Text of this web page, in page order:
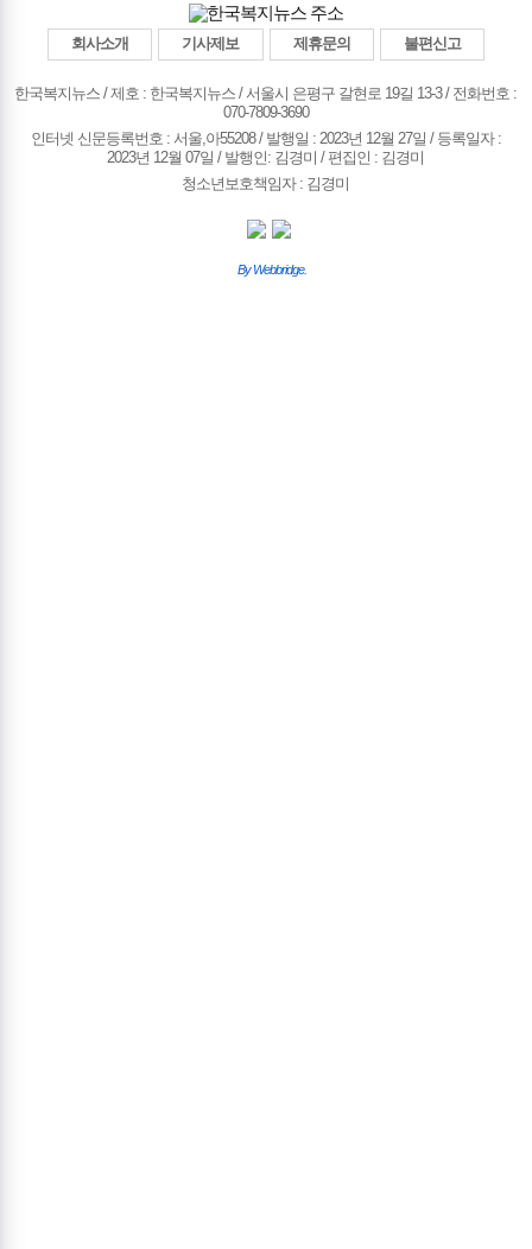
회사소개 기사제보 제휴문의 불편신고
한국복지뉴스 / 제호 : 한국복지뉴스 /서울시 은평구 갈현로 19길 13-3 / 전화번호 :
070-7809-3690
인터넷 신문등록번호 : 서울,아55208 / 발행일 : 2023년 12월 27일 / 등록일자 :
2023년 12월 07일 / 발행인: 김경미 / 편집인 : 김경미
청소년보호책임자 : 김경미
By Webbridge.